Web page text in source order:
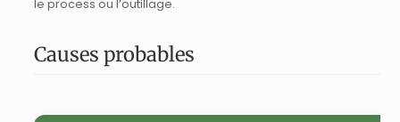
le process ou l’outillage.
Causes probables